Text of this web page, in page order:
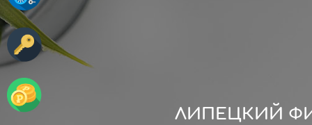
ЛИПЕЦКИЙ